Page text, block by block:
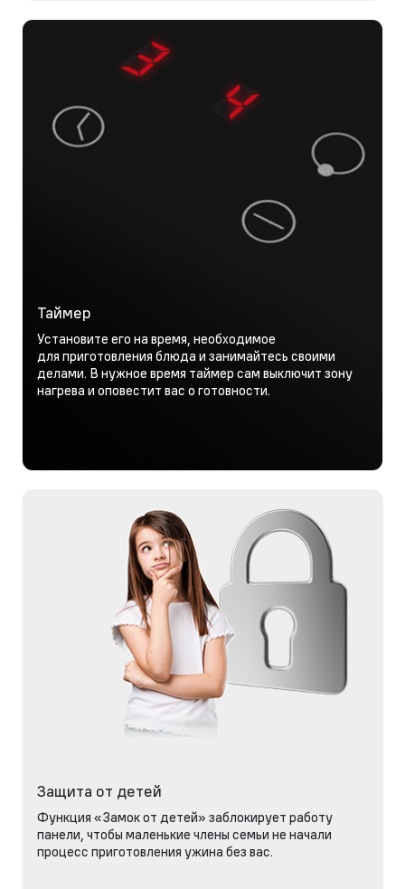
Таймер
Установите его на время, необходимое
для приготовления блюда и занимайтесь своими
делами. В нужное время таймер сам выключит зону
нагрева и оповестит вас о готовности.
Защита от детей
Функция «Замок от детей» заблокирует работу
панели, чтобы маленькие члены семьи не начали
процесс приготовления ужина без вас.